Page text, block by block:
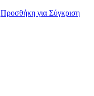
Προσθήκη για Σύγκριση